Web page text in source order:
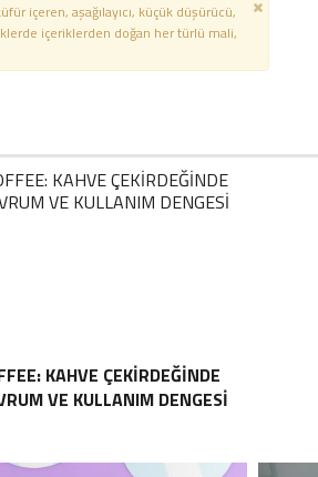
içeren, aşağılayıcı, küçük düşürücü,
içeriklerden doğan her türlü mali,
KAHVE ÇEKIRDEĞINDE
VE KULLANIM DENGESI